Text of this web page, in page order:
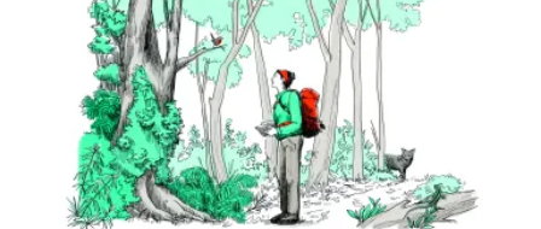
Explora la cultura creativa en torno al movimiento
socioambiental con Endémico.
facebook instagram
pinterest
acerca
equipo política de envíos